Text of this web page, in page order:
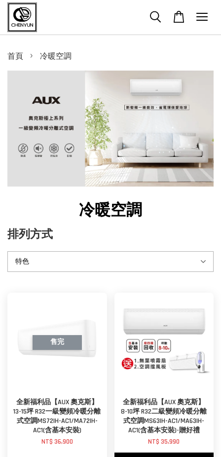
首頁 › 冷暖空調
冷暖空調
排列方式
售完
全新福利品【AUX 奧克斯】
13-15坪 R32一級變頻冷暖分離
式空調MS72IH-AC1/MA72IH-
AC1(含基本安裝)
NT$ 36,900
全新福利品【AUX 奧克斯】
8-10坪 R32二級變頻冷暖分離
式空調MS63IH-AC1/MA63IH-
AC1(含基本安裝)-贈好禮
NT$ 35,990